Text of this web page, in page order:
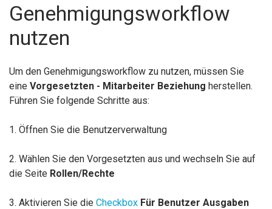
Genehmigungsworkflow
nutzen
Um den Genehmigungsworkflow zu nutzen, müssen Sie
eine Vorgesetzten - Mitarbeiter Beziehung herstellen.
Führen Sie folgende Schritte aus:
1. Öffnen Sie die Benutzerverwaltung
2. Wählen Sie den Vorgesetzten aus und wechseln Sie auf
die Seite Rollen/Rechte
3. Aktivieren Sie die Checkbox Für Benutzer Ausgaben